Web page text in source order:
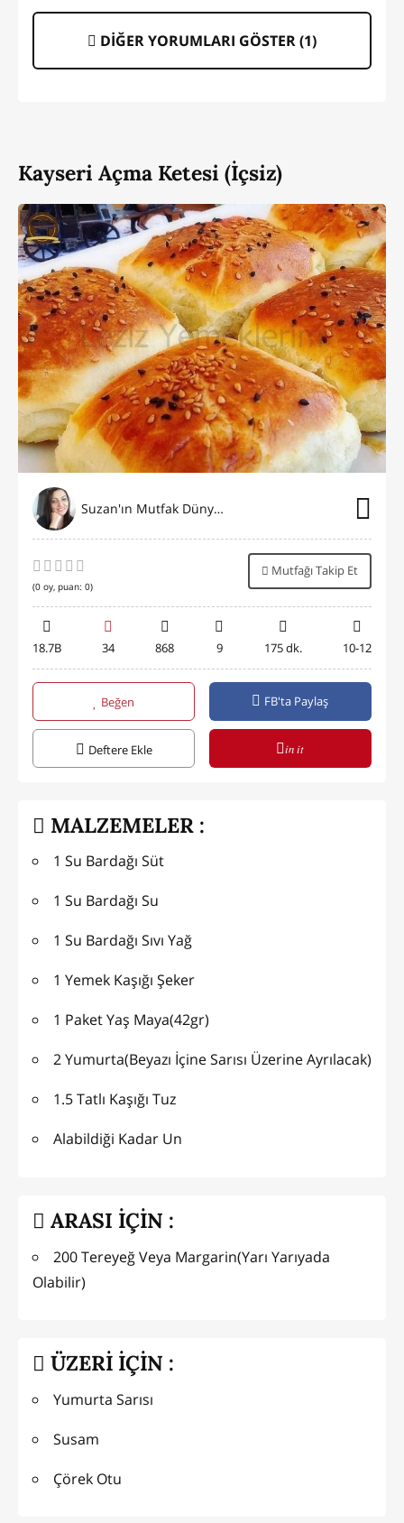
DİĞER YORUMLARI GÖSTER (1)
Kayseri Açma Ketesi (İçsiz)
Suzan'ın Mutfak Dünyası
(0 oy, puan: 0)
Mutfağı Takip Et
18.7B 34 868 9 175 dk. 10-12
Beğen FB'ta Paylaş
Deftere Ekle in it
MALZEMELER :
1 Su Bardağı Süt
1 Su Bardağı Su
1 Su Bardağı Sıvı Yağ
1 Yemek Kaşığı Şeker
1 Paket Yaş Maya(42gr)
2 Yumurta(Beyazı İçine Sarısı Üzerine Ayrılacak)
1.5 Tatlı Kaşığı Tuz
Alabildiği Kadar Un
ARASI İÇİN :
200 Tereyeğ Veya Margarin(Yarı Yarıyada
Olabilir)
ÜZERİ İÇİN :
Yumurta Sarısı
Susam
Çörek Otu